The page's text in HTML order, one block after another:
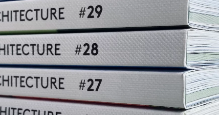
Services
Entreprise
Inspiration
Demandez un échantillon
Développement Durable